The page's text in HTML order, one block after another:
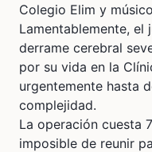
Colegio Elim y
Lamentablemente, el
derrame cerebral
por su vida en la
urgentemente hasta
complejidad.
​La operación cuesta
imposible de reunir